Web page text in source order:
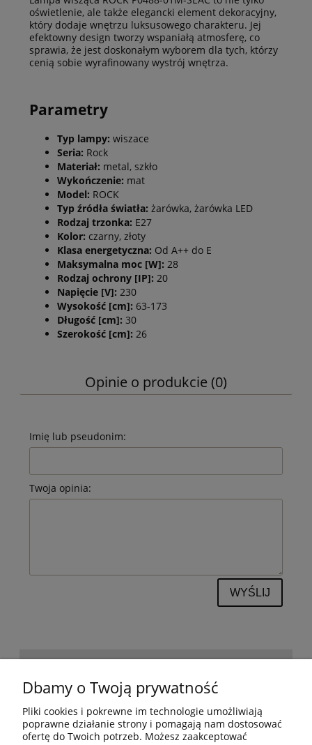
oświetlenie, ale także elegancki element dekoracyjny,
który dodaje wnętrzu luksusowego charakteru. Jej
efektowny design tworzy wspaniałą atmosferę, co
sprawia, że jest doskonałym wyborem dla tych, którzy
cenią sobie wyrafinowany wystrój wnętrza.
Parametry
Typ lampy: wiszace
Seria: Rock
Materiał: metal, szkło
Wykończenie: mat
Model: ROCK
Typ źródła światła: żarówka, żarówka LED
Rodzaj trzonka: E27
Kolor: czarny, złoty
Klasa energetyczna: Od A++ do E
Maksymalna moc [W]: 28
Rodzaj ochrony [IP]: 20
Napięcie [V]: 230
Wysokość [cm]: 63-173
Długość [cm]: 30
Szerokość [cm]: 26
Opinie o produkcie (0)
Imię lub pseudonim:
Twoja opinia:
WYŚLIJ
BESTSELLERY
Dbamy o Twoją prywatność
Pliki cookies i pokrewne im technologie umożliwiają
poprawne działanie strony i pomagają nam dostosować
ofertę do Twoich potrzeb. Możesz zaakceptować